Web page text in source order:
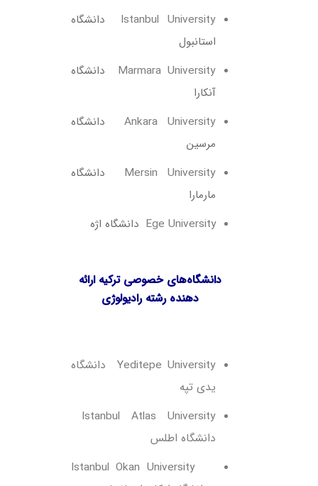
Istanbul University
دانشگاه
استانبول
Marmara University
دانشگاه
آنکارا
Ankara University
دانشگاه
مرسین
Mersin University
دانشگاه
مارمارا
Ege University دانشگاه اژه
دانشگاه‌های خصوصی ترکیه ارائه
دهنده رشته رادیولوژی
Yeditepe University دانشگاه
یدی تپه
دانشگاه اطلس
Istanbul Okan University